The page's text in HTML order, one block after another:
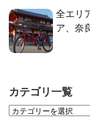
全エリ
ア、奈
カテゴリ一覧